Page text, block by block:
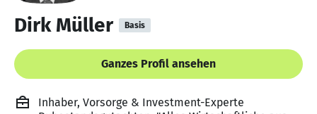
Dirk Müller Basis
Ganzes Profil ansehen
Inhaber, Vorsorge & Investment-Experte